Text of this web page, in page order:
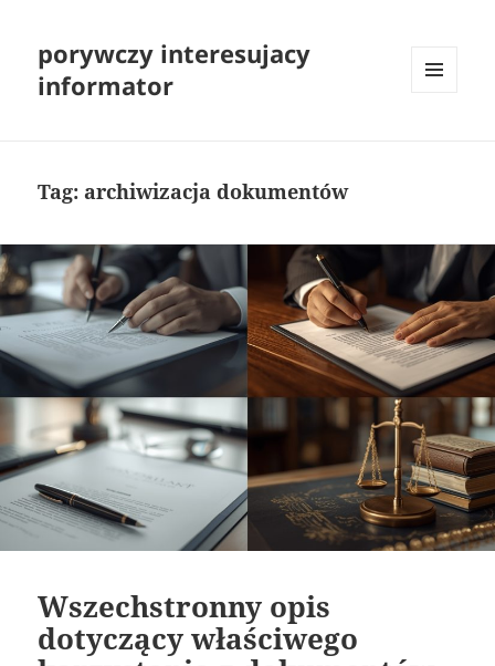
porywczy interesujacy
informator
Tag: archiwizacja dokumentów
Wszechstronny opis
dotyczący właściwego